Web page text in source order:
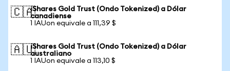
🇨🇦iShares Gold Trust (Ondo Tokenized) a Dólar
canadiense
1 IAUon equivale a 111,39 $
🇦🇺iShares Gold Trust (Ondo Tokenized) a Dólar
australiano
1 IAUon equivale a 113,10 $